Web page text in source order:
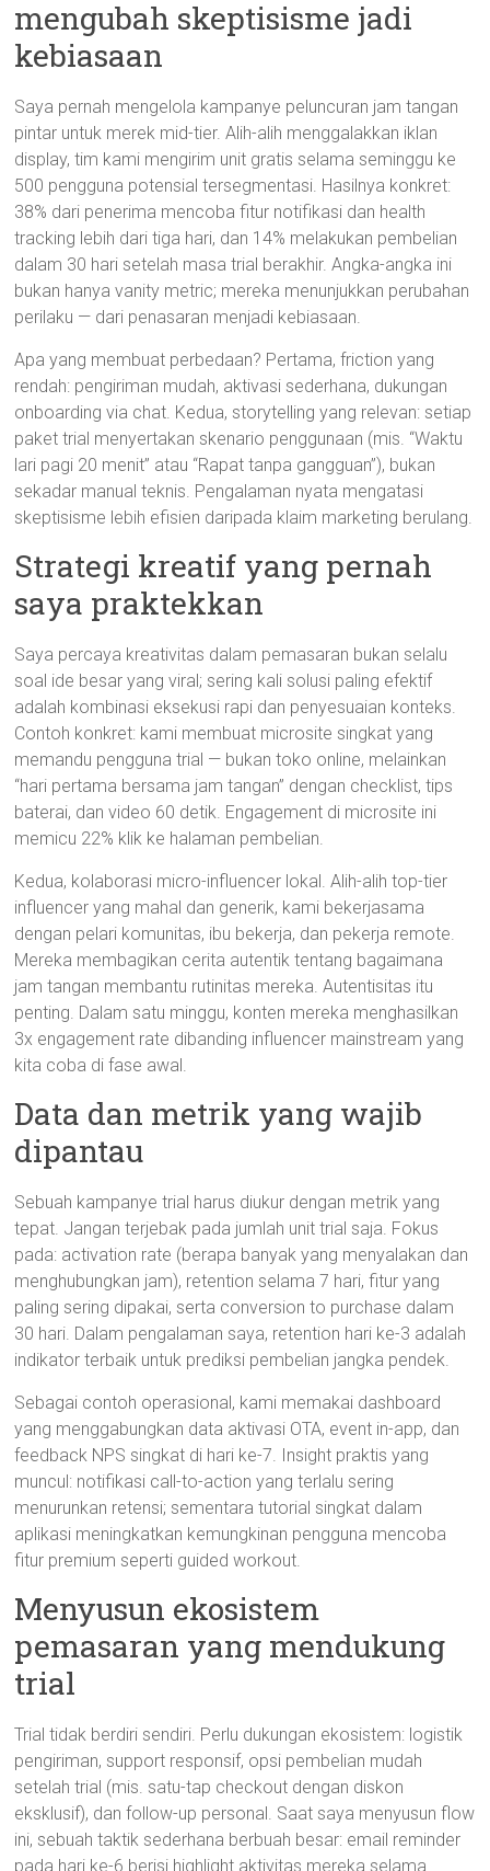
mengubah skeptisisme jadi
kebiasaan
Saya pernah mengelola kampanye peluncuran jam tangan
pintar untuk merek mid-tier. Alih-alih menggalakkan iklan
display, tim kami mengirim unit gratis selama seminggu ke
500 pengguna potensial tersegmentasi. Hasilnya konkret:
38% dari penerima mencoba fitur notifikasi dan health
tracking lebih dari tiga hari, dan 14% melakukan pembelian
dalam 30 hari setelah masa trial berakhir. Angka-angka ini
bukan hanya vanity metric; mereka menunjukkan perubahan
perilaku — dari penasaran menjadi kebiasaan.
Apa yang membuat perbedaan? Pertama, friction yang
rendah: pengiriman mudah, aktivasi sederhana, dukungan
onboarding via chat. Kedua, storytelling yang relevan: setiap
paket trial menyertakan skenario penggunaan (mis. “Waktu
lari pagi 20 menit” atau “Rapat tanpa gangguan”), bukan
sekadar manual teknis. Pengalaman nyata mengatasi
skeptisisme lebih efisien daripada klaim marketing berulang.
Strategi kreatif yang pernah
saya praktekkan
Saya percaya kreativitas dalam pemasaran bukan selalu
soal ide besar yang viral; sering kali solusi paling efektif
adalah kombinasi eksekusi rapi dan penyesuaian konteks.
Contoh konkret: kami membuat microsite singkat yang
memandu pengguna trial — bukan toko online, melainkan
“hari pertama bersama jam tangan” dengan checklist, tips
baterai, dan video 60 detik. Engagement di microsite ini
memicu 22% klik ke halaman pembelian.
Kedua, kolaborasi micro-influencer lokal. Alih-alih top-tier
influencer yang mahal dan generik, kami bekerjasama
dengan pelari komunitas, ibu bekerja, dan pekerja remote.
Mereka membagikan cerita autentik tentang bagaimana
jam tangan membantu rutinitas mereka. Autentisitas itu
penting. Dalam satu minggu, konten mereka menghasilkan
3x engagement rate dibanding influencer mainstream yang
kita coba di fase awal.
Data dan metrik yang wajib
dipantau
Sebuah kampanye trial harus diukur dengan metrik yang
tepat. Jangan terjebak pada jumlah unit trial saja. Fokus
pada: activation rate (berapa banyak yang menyalakan dan
menghubungkan jam), retention selama 7 hari, fitur yang
paling sering dipakai, serta conversion to purchase dalam
30 hari. Dalam pengalaman saya, retention hari ke-3 adalah
indikator terbaik untuk prediksi pembelian jangka pendek.
Sebagai contoh operasional, kami memakai dashboard
yang menggabungkan data aktivasi OTA, event in-app, dan
feedback NPS singkat di hari ke-7. Insight praktis yang
muncul: notifikasi call-to-action yang terlalu sering
menurunkan retensi; sementara tutorial singkat dalam
aplikasi meningkatkan kemungkinan pengguna mencoba
fitur premium seperti guided workout.
Menyusun ekosistem
pemasaran yang mendukung
trial
Trial tidak berdiri sendiri. Perlu dukungan ekosistem: logistik
pengiriman, support responsif, opsi pembelian mudah
setelah trial (mis. satu-tap checkout dengan diskon
eksklusif), dan follow-up personal. Saat saya menyusun flow
ini, sebuah taktik sederhana berbuah besar: email reminder
pada hari ke-6 berisi highlight aktivitas mereka selama